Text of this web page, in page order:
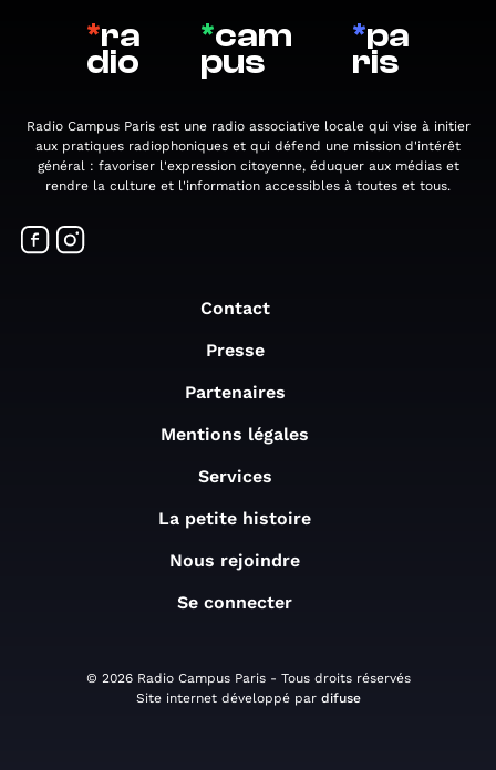
*ra
dio
*cam
pus
*pa
ris
Radio Campus Paris est une radio associative locale qui vise à initier
aux pratiques radiophoniques et qui défend une mission d'intérêt
général : favoriser l'expression citoyenne, éduquer aux médias et
rendre la culture et l'information accessibles à toutes et tous.
Contact
Presse
Partenaires
Mentions légales
Services
La petite histoire
Nous rejoindre
Se connecter
© 2026 Radio Campus Paris - Tous droits réservés
Site internet développé par difuse